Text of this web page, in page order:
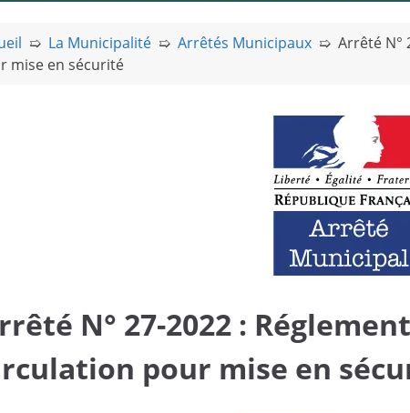
➯ La Municipalité ➯Arrêtés Municipaux ➯Arrêté N°
mise en sécurité
N° 27-2022 :
pour mise en